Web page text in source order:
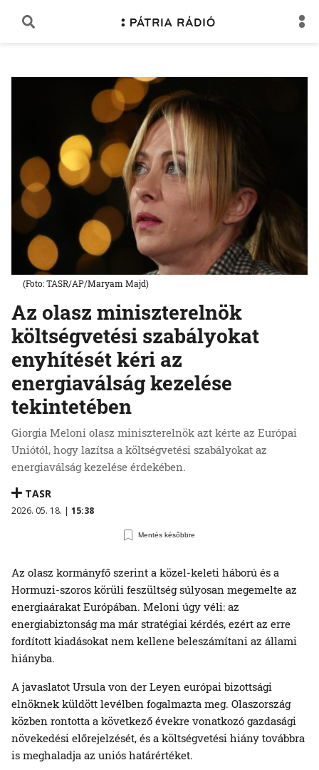
Az olasz miniszterelnök
költségvetési szabályokat
enyhítését kéri az
energiaválság kezelése
tekintetében
Giorgia Meloni olasz miniszterelnök azt kérte az Európai
Uniótól, hogy lazítsa a költségvetési szabályokat az
energiaválság kezelése érdekében.
TASR
2026. 05. 18. | 15:38
Mentés későbbre
(Foto: TASR/AP/Maryam Majd)
Az olasz kormányfő szerint a közel-keleti háború és a
Hormuzi-szoros körüli feszültség súlyosan megemelte az
energiaárakat Európában. Meloni úgy véli: az
energiabiztonság ma már stratégiai kérdés, ezért az erre
fordított kiadásokat nem kellene beleszámítani az állami
hiányba.
A javaslatot Ursula von der Leyen európai bizottsági
elnöknek küldött levélben fogalmazta meg. Olaszország
közben rontotta a következő évekre vonatkozó gazdasági
növekedési előrejelzését, és a költségvetési hiány továbbra
is meghaladja az uniós határértéket.